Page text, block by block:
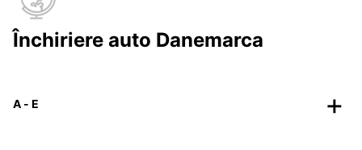
Închiriere auto Danemarca
A - E